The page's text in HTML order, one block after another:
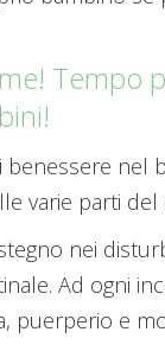
Tempo
benessere
varie parti
nei
Ad ogni
puerperio e